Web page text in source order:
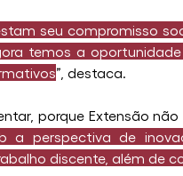
seu compromisso
temos a
”, destaca.
porque Extensão
perspectiva de
discente, além de